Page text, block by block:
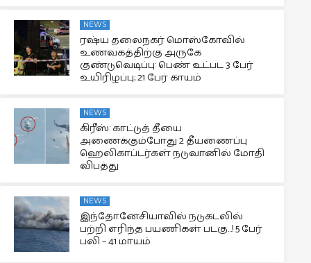
NEWS
ரஷ்ய தலைநகர் மொஸ்கோவில்
உணவகத்திற்கு அருகே
குண்டுவெடிப்பு: பெண் உட்பட 3 பேர்
உயிரிழப்பு; 21 பேர் காயம்
NEWS
கிரீஸ்: காட்டுத் தீயை
அணைக்கும்போது 2 தீயணைப்பு
ஹெலிகாப்டர்கள் நடுவானில் மோதி
விபத்து
NEWS
இந்தோனேசியாவில் நடுகடலில்
பற்றி எரிந்த பயணிகள் படகு…! 5 பேர்
பலி – 41 மாயம்